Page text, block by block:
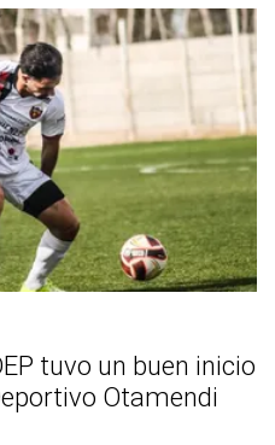
tuvo un buen inicio
Otamendi